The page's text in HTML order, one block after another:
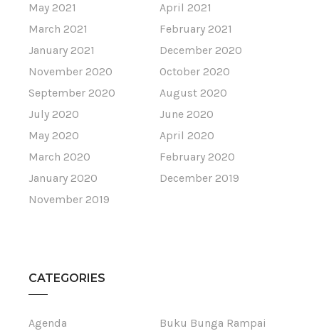
May 2021
April 2021
March 2021
February 2021
January 2021
December 2020
November 2020
October 2020
September 2020
August 2020
July 2020
June 2020
May 2020
April 2020
March 2020
February 2020
January 2020
December 2019
November 2019
CATEGORIES
Agenda
Buku Bunga Rampai